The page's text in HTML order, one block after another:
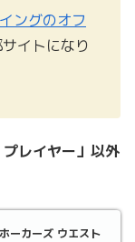
ングのオフ
サイトになり
レイヤー」以外
ーカーズ ウエスト